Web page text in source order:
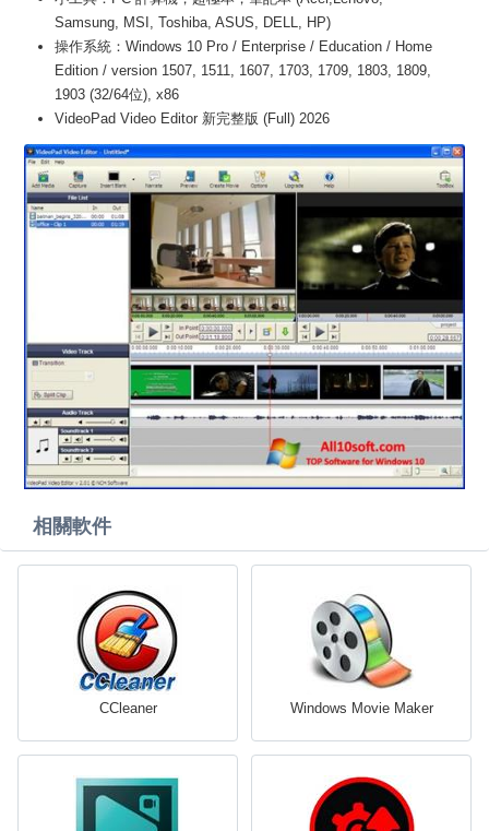
Samsung, MSI, Toshiba, ASUS, DELL, HP)
操作系統：Windows 10 Pro / Enterprise / Education / Home
Edition / version 1507, 1511, 1607, 1703, 1709, 1803, 1809,
1903 (32/64位), x86
VideoPad Video Editor 新完整版 (Full) 2026
相關軟件
CCleaner Windows Movie Maker